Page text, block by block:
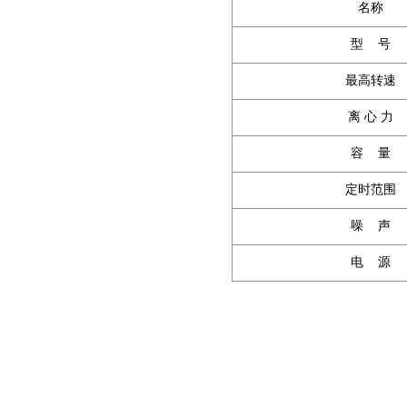
名称
型 号
最高转速
离 心 力
容 量
定时范围
噪 声
电 源